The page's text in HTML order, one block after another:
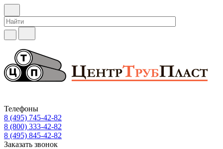
Телефоны
8 (495) 745-42-82
8 (800) 333-42-82
8 (495) 845-42-82
Заказать звонок